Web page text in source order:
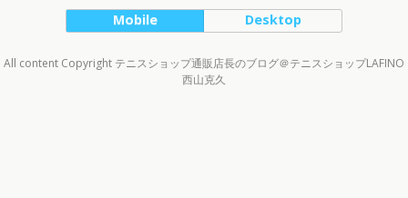
Mobile Desktop
All content Copyright テニスショップ通販店長のブログ＠テニスショップLAFINO
西山克久